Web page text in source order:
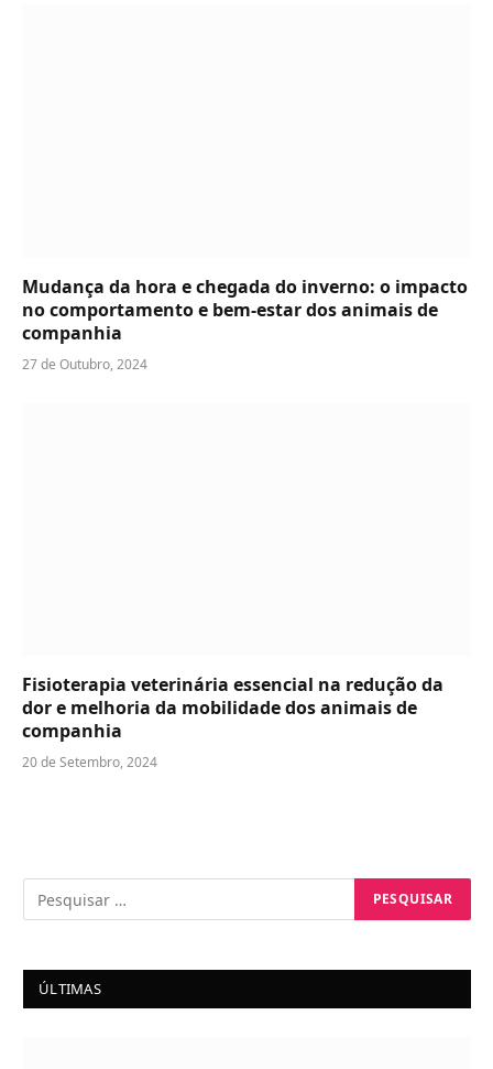
Mudança da hora e chegada do inverno: o impacto
no comportamento e bem-estar dos animais de
companhia
27 de Outubro, 2024
Fisioterapia veterinária essencial na redução da
dor e melhoria da mobilidade dos animais de
companhia
20 de Setembro, 2024
ÚLTIMAS